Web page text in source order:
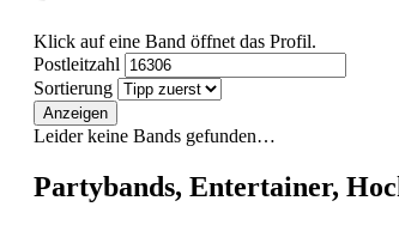
Klick auf eine Band öffnet das Profil.
Postleitzahl
Sortierung
Anzeigen
Leider keine Bands gefunden…
Partybands, Entertainer,